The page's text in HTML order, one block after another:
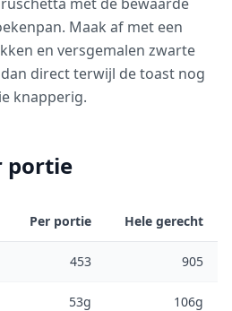
Maak af met een
en versgemalen zwarte
direct terwijl de toast nog
knapperig.
portie
Per portie Hele gerecht
453 905
53g 106g